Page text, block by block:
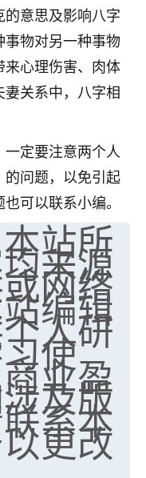
意思及影响八字
物对另一种事物
心理伤害、肉体
关系中，八字相
定要注意两个人
问题，以免引起
可以联系小编。
站所
来源
网络
编辑
人研
使
业盈
及版
系本
更改